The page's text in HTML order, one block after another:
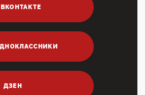
Киев не наносить удары по
вечером обьявил
с 16 часов субботы до конца
ВКОНТАКТЕ
ДЗЕН